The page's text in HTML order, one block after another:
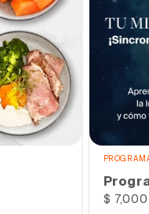
Precio
$ 7,000